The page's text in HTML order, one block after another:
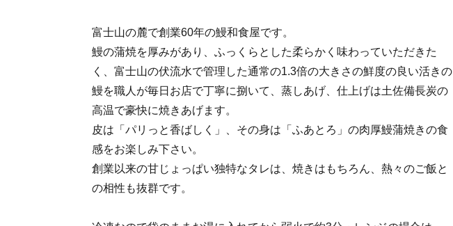
富士山の麓で創業60年の鰻和食屋です。
鰻の蒲焼を厚みがあり、ふっくらとした柔らかく味わっていただきた
く、富士山の伏流水で管理した通常の1.3倍の大きさの鮮度の良い活きの
鰻を職人が毎日お店で丁寧に捌いて、蒸しあげ、仕上げは土佐備長炭の
高温で豪快に焼きあげます。
皮は「パリっと香ばしく」、その身は「ふあとろ」の肉厚鰻蒲焼きの食
感をお楽しみ下さい。
創業以来の甘じょっぱい独特なタレは、焼きはもちろん、熱々のご飯と
の相性も抜群です。